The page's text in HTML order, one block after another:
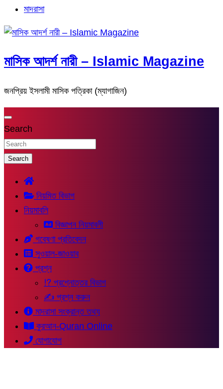
মাদরাসা
মাসিক আদর্শ নারী – Islamic Magazine
জনপ্রিয় ইসলামী মাসিক পত্রিকা (ম্যাগাজিন)
Search
Search
নিয়মিত বিভাগ
নিয়মাবলি
বিজ্ঞাপন নিয়মাবলী
গবেষণা প্রতিবেদন
সুওয়াল-জাওয়াব
প্রশ্ন
⁉ প্রশ্নোত্তর বিভাগ
✍ প্রশ্ন করুন
মাদরাসা সংক্রান্ত তথ্য
কুরআন-Quran Online
যোগাযোগ